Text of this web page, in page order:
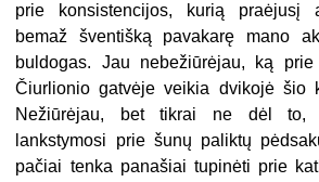
prie konsistencijos, kurią praėjusį
bemaž šventišką pavakarę mano
buldogas. Jau nebežiūrėjau, ką
Čiurlionio gatvėje veikia dvikojė šio
Nežiūrėjau, bet tikrai ne dėl to,
lankstymosi prie šunų paliktų
pačiai tenka panašiai tupinėti prie